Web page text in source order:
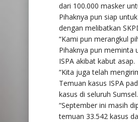
dari 100.000 masker
Pihaknya pun siap
dengan melibatkan
“Kami pun merangkul
Pihaknya pun meminta
ISPA akibat kabut asap.
“Kita juga telah
Temuan kasus ISPA
kasus di seluruh
“September ini masih
temuan 33.542 kasus